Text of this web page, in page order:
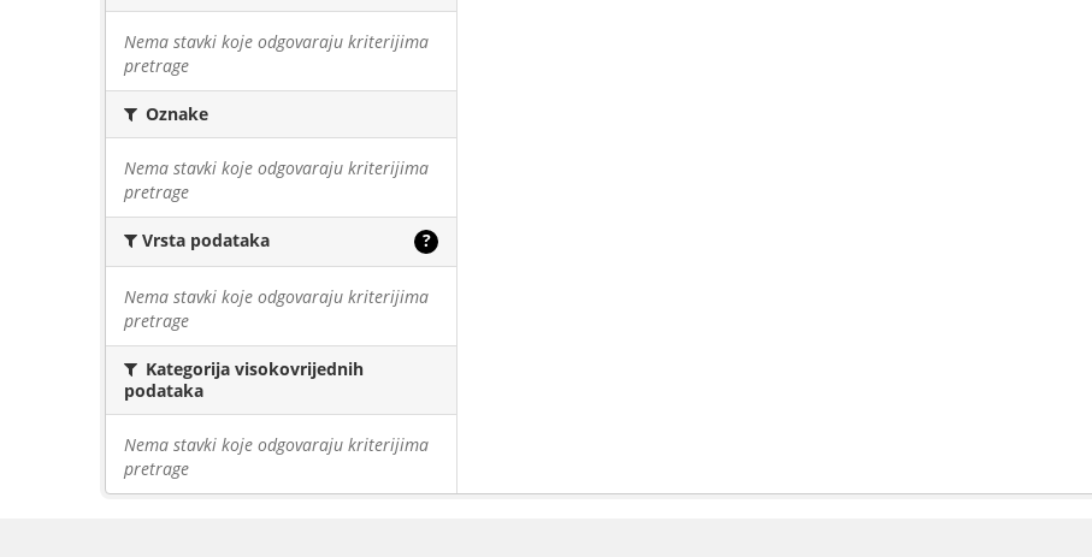
Nema stavki koje odgovaraju kriterijima
pretrage
Oznake
Nema stavki koje odgovaraju kriterijima
pretrage
Vrsta podataka ?
Nema stavki koje odgovaraju kriterijima
pretrage
Kategorija visokovrijednih
podataka
Nema stavki koje odgovaraju kriterijima
pretrage